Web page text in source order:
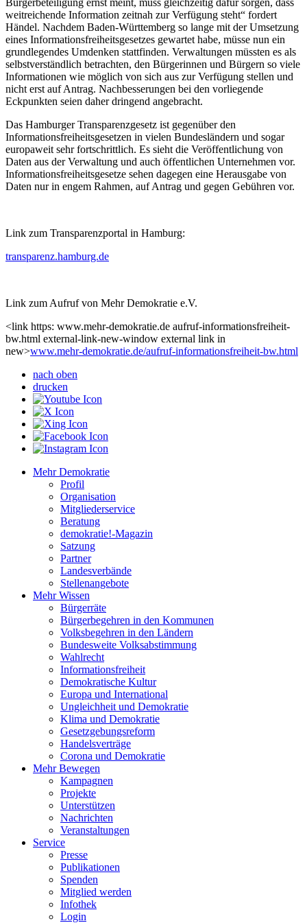
weitreichende Information zeitnah zur Verfügung steht“ fordert
Händel. Nachdem Baden-Württemberg so lange mit der Umsetzung
eines Informationsfreiheitsgesetzes gewartet habe, müsse nun ein
grundlegendes Umdenken stattfinden. Verwaltungen müssten es als
selbstverständlich betrachten, den Bürgerinnen und Bürgern so viele
Informationen wie möglich von sich aus zur Verfügung stellen und
nicht erst auf Antrag. Nachbesserungen bei den vorliegende
Eckpunkten seien daher dringend angebracht.
Das Hamburger Transparenzgesetz ist gegenüber den
Informationsfreiheitsgesetzen in vielen Bundesländern und sogar
europaweit sehr fortschrittlich. Es sieht die Veröffentlichung von
Daten aus der Verwaltung und auch öffentlichen Unternehmen vor.
Informationsfreiheitsgesetze sehen dagegen eine Herausgabe von
Daten nur in engem Rahmen, auf Antrag und gegen Gebühren vor.
Link zum Transparenzportal in Hamburg:
transparenz.hamburg.de
Link zum Aufruf von Mehr Demokratie e.V.
<link https: www.mehr-demokratie.de aufruf-informationsfreiheit-
bw.html external-link-new-window external link in
new>www.mehr-demokratie.de/aufruf-informationsfreiheit-bw.html
nach oben
drucken
Mehr Demokratie
Profil
Organisation
Mitgliederservice
Beratung
demokratie!-Magazin
Satzung
Partner
Landesverbände
Stellenangebote
Mehr Wissen
Bürgerräte
Bürgerbegehren in den Kommunen
Volksbegehren in den Ländern
Bundesweite Volksabstimmung
Wahlrecht
Informationsfreiheit
Demokratische Kultur
Europa und International
Ungleichheit und Demokratie
Klima und Demokratie
Gesetzgebungsreform
Handelsverträge
Corona und Demokratie
Mehr Bewegen
Kampagnen
Projekte
Unterstützen
Nachrichten
Veranstaltungen
Service
Presse
Publikationen
Spenden
Mitglied werden
Infothek
Login